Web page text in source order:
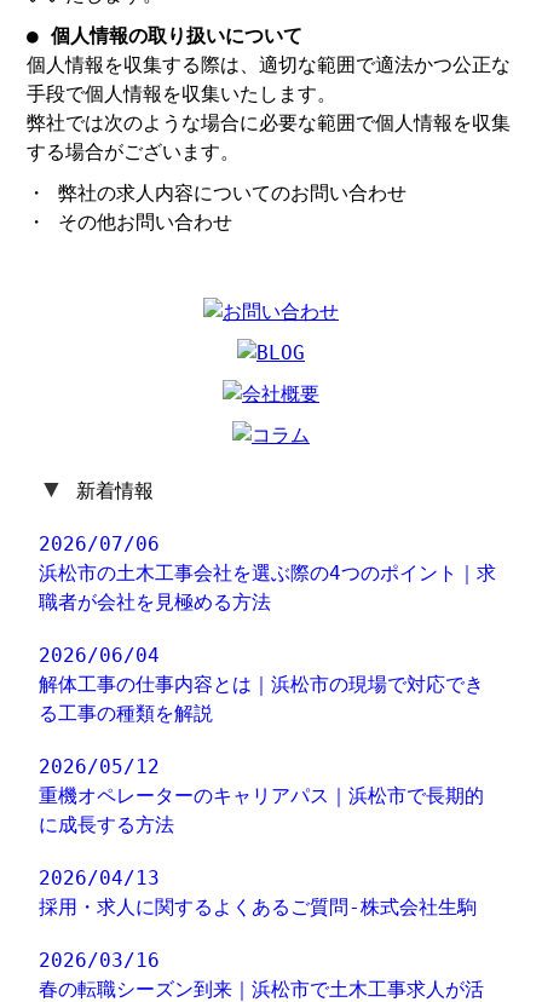
● 個人情報の取り扱いについて
個人情報を収集する際は、適切な範囲で適法かつ公正な
手段で個人情報を収集いたします。
弊社では次のような場合に必要な範囲で個人情報を収集
する場合がございます。
・ 弊社の求人内容についてのお問い合わせ
・ その他お問い合わせ
▼ 新着情報
2026/07/06
浜松市の土木工事会社を選ぶ際の4つのポイント｜求
職者が会社を見極める方法
2026/06/04
解体工事の仕事内容とは｜浜松市の現場で対応でき
る工事の種類を解説
2026/05/12
重機オペレーターのキャリアパス｜浜松市で長期的
に成長する方法
2026/04/13
採用・求人に関するよくあるご質問-株式会社生駒
2026/03/16
春の転職シーズン到来｜浜松市で土木工事求人が活